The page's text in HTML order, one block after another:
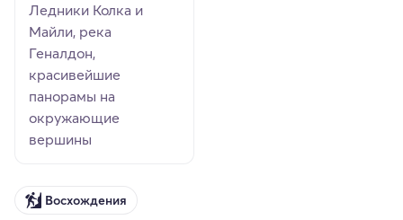
Ледники Колка и
Майли, река
Геналдон,
красивейшие
панорамы на
окружающие
вершины
Восхождения